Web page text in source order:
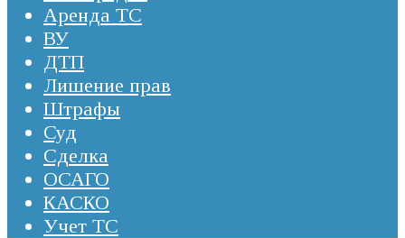
Аренда ТС
ВУ
ДТП
Лишение прав
Штрафы
Суд
Сделка
ОСАГО
КАСКО
Учет ТС